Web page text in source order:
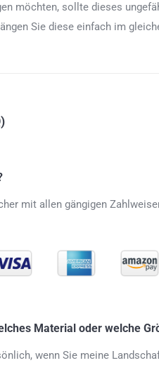
möchten, sollte dieses
Sie diese einfach im
mit allen gängigen
Material oder welche
wenn Sie meine